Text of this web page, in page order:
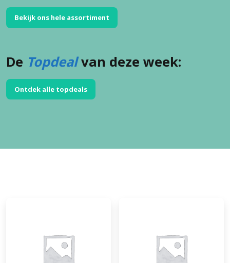
Bekijk ons hele assortiment
De Topdealvan deze week:
Ontdek alle topdeals